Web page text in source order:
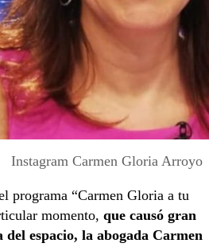
Instagram Carmen Gloria Arroyo
programa “Carmen Gloria a tu
momento, que causó gran
del espacio, la abogada Carmen